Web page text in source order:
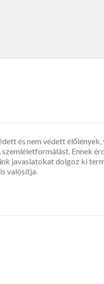
és nem védett
Ennek
javaslatokat dolgoz ki
valósítja.